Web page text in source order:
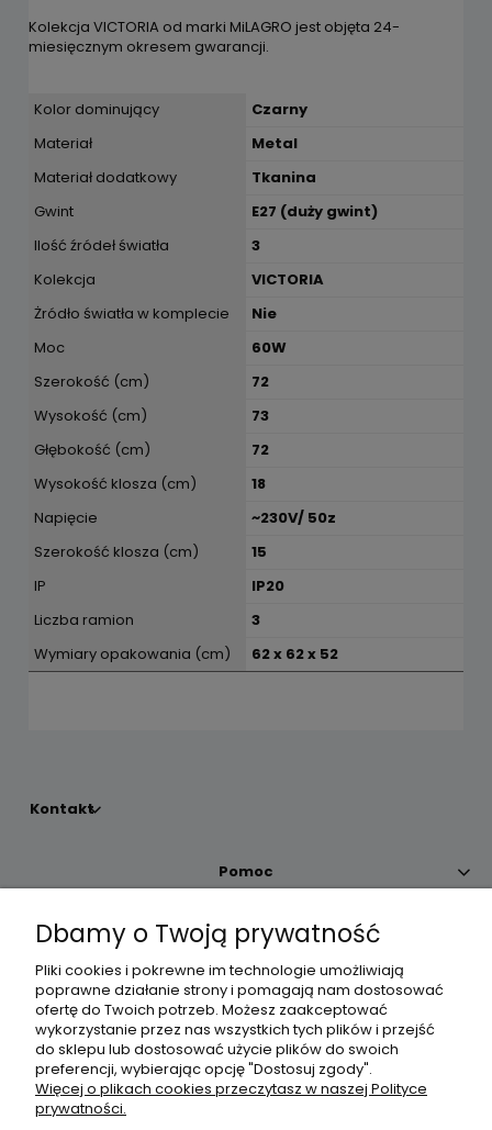
Kolekcja VICTORIA od marki MiLAGRO jest objęta 24-
miesięcznym okresem gwarancji.
Kolor dominujący
Czarny
Materiał
Metal
Materiał dodatkowy
Tkanina
Gwint
E27 (duży gwint)
Ilość źródeł światła
3
Kolekcja
VICTORIA
Żródło światła w komplecie
Nie
Moc
60W
Szerokość (cm)
72
Wysokość (cm)
73
Głębokość (cm)
72
Wysokość klosza (cm)
18
Napięcie
~230V/ 50z
Szerokość klosza (cm)
15
IP
IP20
Liczba ramion
3
Wymiary opakowania (cm)
62 x 62 x 52
Kontakt
Pomoc
Moje konto
Płatności i dostawa
Informacje
Dbamy o Twoją prywatność
Pliki cookies i pokrewne im technologie umożliwiają
poprawne działanie strony i pomagają nam dostosować
ofertę do Twoich potrzeb. Możesz zaakceptować
wykorzystanie przez nas wszystkich tych plików i przejść
do sklepu lub dostosować użycie plików do swoich
preferencji, wybierając opcję "Dostosuj zgody".
Więcej o plikach cookies przeczytasz w naszej Polityce
prywatności.